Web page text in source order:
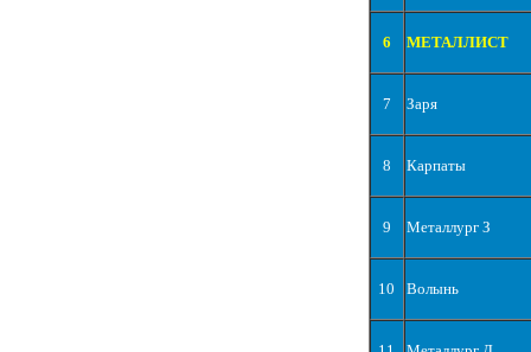
6 МЕТАЛЛИСТ
7 Заря
8 Карпаты
9 Металлург З
10 Волынь